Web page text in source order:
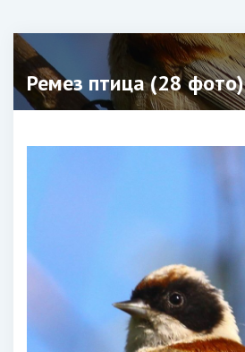
Ремез птица (28 фото)